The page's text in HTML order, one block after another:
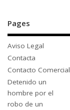
Pages
Aviso Legal
Contacta
Contacto Comercial
Detenido un
hombre por el
robo de un